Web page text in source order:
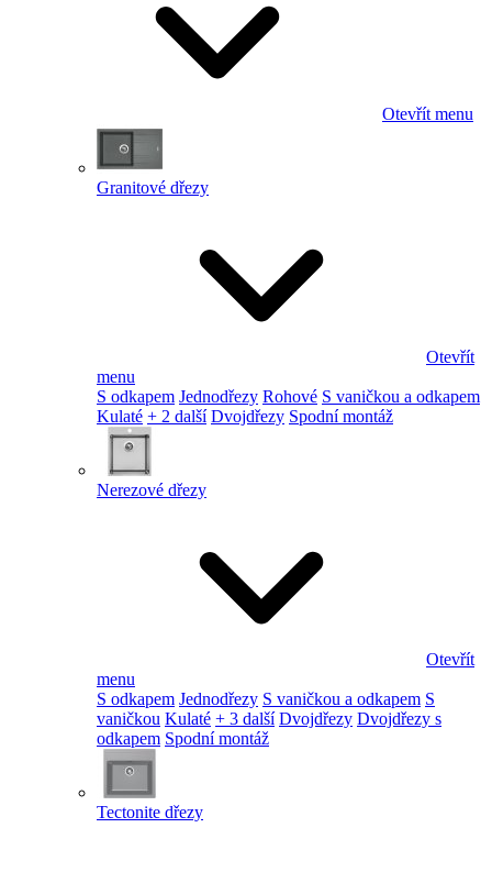
Otevřít menu
Granitové dřezy
Otevřít
menu
S odkapem Jednodřezy Rohové S vaničkou a odkapem
Kulaté + 2 další Dvojdřezy Spodní montáž
Nerezové dřezy
Otevřít
menu
S odkapem Jednodřezy S vaničkou a odkapem S
vaničkou Kulaté + 3 další Dvojdřezy Dvojdřezy s
odkapem Spodní montáž
Tectonite dřezy